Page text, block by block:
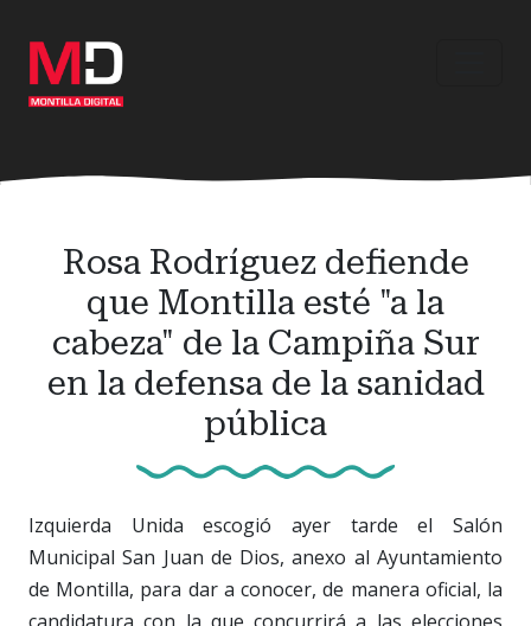
contenido
principal
Rosa Rodríguez defiende
que Montilla esté "a la
cabeza" de la Campiña Sur
en la defensa de la sanidad
pública
Izquierda Unida escogió ayer tarde el Salón
Municipal San Juan de Dios, anexo al Ayuntamiento
de Montilla, para dar a conocer, de manera oficial, la